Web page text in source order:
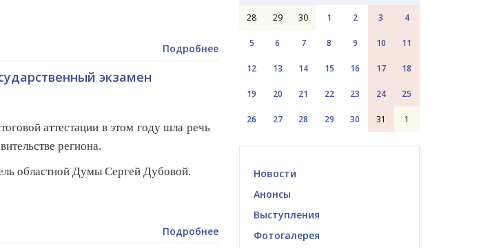
Подробнее
экзамен
аттестации в этом году шла речь
региона.
областной Думы Сергей Дубовой.
Подробнее
28 29 30 1 2 3 4
5 6 7 8 9 10 11
12 13 14 15 16 17 18
19 20 21 22 23 24 25
26 27 28 29 30 31 1
Новости
Анонсы
Выступления
Фотогалерея